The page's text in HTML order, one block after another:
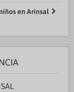
en Arinsal